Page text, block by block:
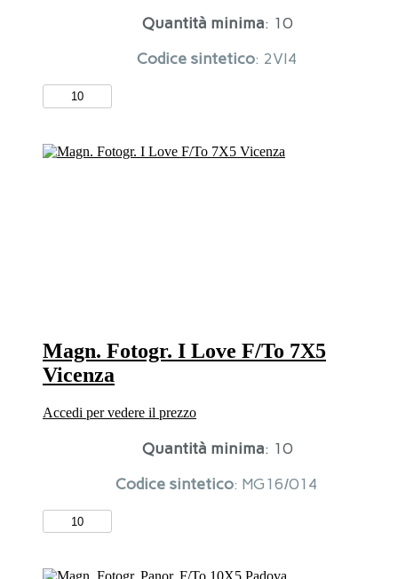
Quantità minima: 10
Codice sintetico: 2VI4
Magnete
Fotografico
Vicenza
Magn. Fotogr. I Love F/To 7X5
Vicenza
Accedi per vedere il prezzo
Quantità minima: 10
Codice sintetico: MG16/014
Magn.
Fotogr.